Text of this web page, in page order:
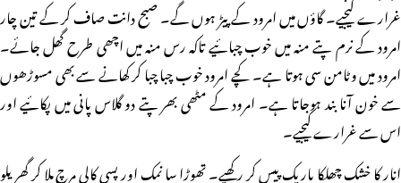
غرارے کیجیے۔ گاؤں میں امرود کے پیڑ ہوں گے۔ صبح دانت صاف کر کے تین چار
امرود کے نرم پتے منہ میں خوب چبائیے تاکہ رس منہ میں اچھی طرح گھل جائے۔
امرود میں وٹامن سی ہوتا ہے۔ کچے امرود خوب چبا چبا کر کھانے سے بھی مسوڑھوں
سے خون آنا بند ہوجاتا ہے۔ امرود کے مٹھی بھر پتے دو گلاس پانی میں پکائیے اور
اس سے غرارے کیجیے۔
انار کا خشک چھلکا باریک پیس کر رکھیے۔ تھوڑا سا نمک اور پسی کالی مرچ ملا کر گھریلو